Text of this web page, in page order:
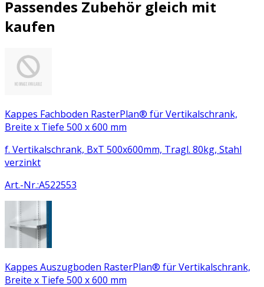
Passendes Zubehör gleich mit
kaufen
Kappes Fachboden RasterPlan® für Vertikalschrank,
Breite x Tiefe 500 x 600 mm
f. Vertikalschrank, BxT 500x600mm, Tragl. 80kg, Stahl
verzinkt
Art.-Nr.:A522553
Kappes Auszugboden RasterPlan® für Vertikalschrank,
Breite x Tiefe 500 x 600 mm